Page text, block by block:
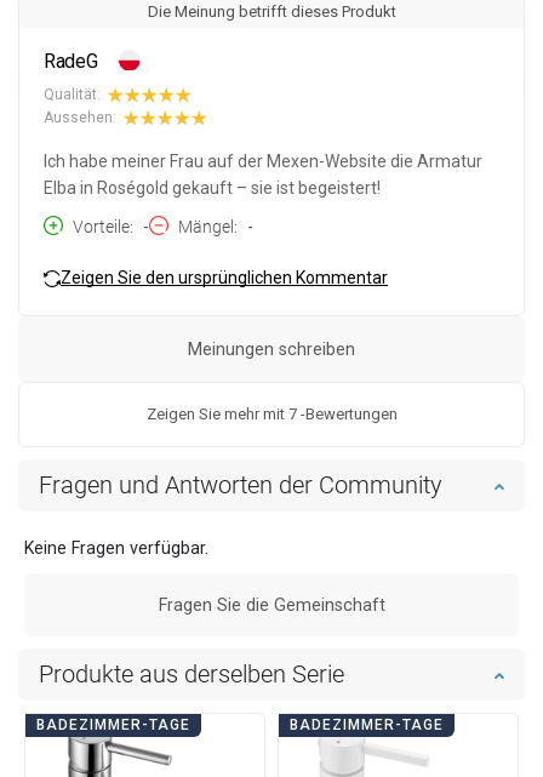
Die Meinung betrifft dieses Produkt
RadeG
Qualität:
Aussehen:
Ich habe meiner Frau auf der Mexen-Website die Armatur
Elba in Roségold gekauft – sie ist begeistert!
Vorteile
- Mängel -
Zeigen Sie den ursprünglichen Kommentar
Zeigen Sie mehr mit 7 -Bewertungen
Meinungen schreiben
Fragen und Antworten der Community
Keine Fragen verfügbar.
Fragen Sie die Gemeinschaft
Produkte aus derselben Serie
BADEZIMMER-TAGE BADEZIMMER-TAGE